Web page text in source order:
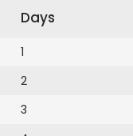
Days
1
2
3